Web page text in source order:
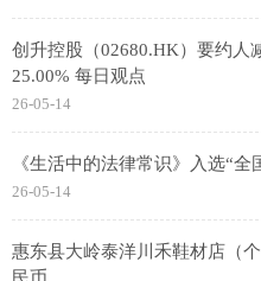
创升控股（02680.HK）要约人
25.00% 每日观点
26-05-14
《生活中的法律常识》入选“
26-05-14
惠东县大岭泰洋川禾鞋材店（